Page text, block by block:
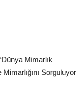
Mimarlık
Sorguluyor